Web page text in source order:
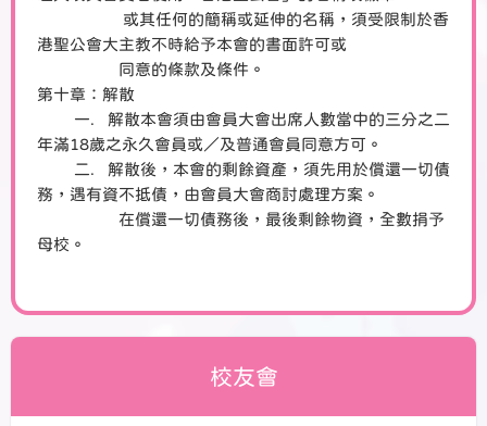
或其任何的簡稱或延伸的名稱，須受限制於香
港聖公會大主教不時給予本會的書面許可或
同意的條款及條件。
第十章：解散
一. 解散本會須由會員大會出席人數當中的三分之二
年滿18歲之永久會員或／及普通會員同意方可。
二. 解散後，本會的剩餘資產，須先用於償還一切債
務，遇有資不抵債，由會員大會商討處理方案。
在償還一切債務後，最後剩餘物資，全數捐予
母校。
校友會